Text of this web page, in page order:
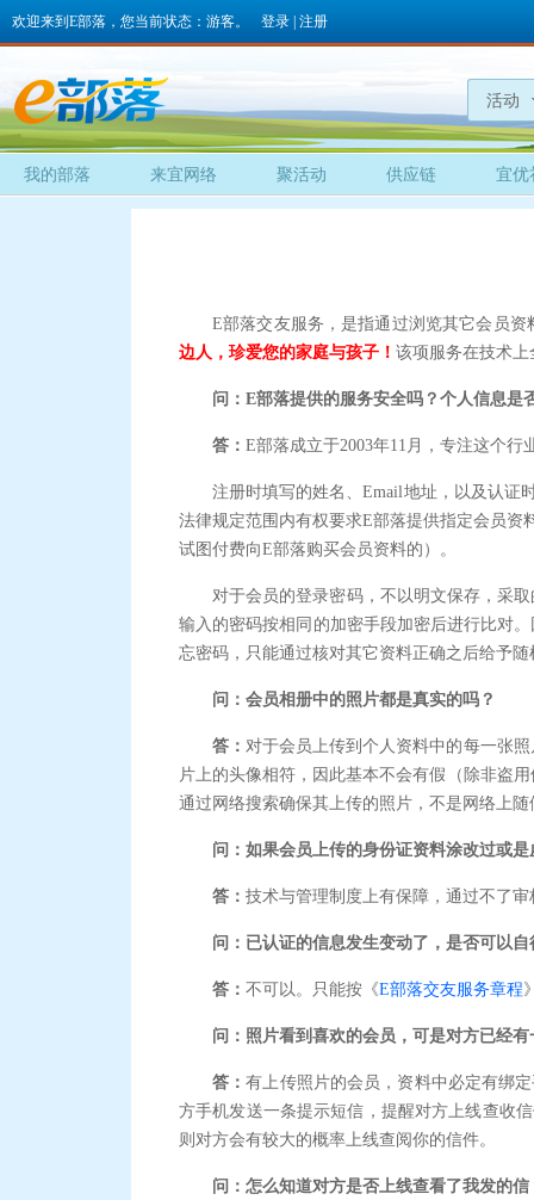
欢迎来到E部落，您当前状态：游客。 登录 注册
活动
我的部落 来宜网络 聚活动 供应链 宜优
E部落交友服务，是指通过浏览其它会员
边人，珍爱您的家庭与孩子！ 该项服务在技术
问：E部落提供的服务安全吗？个人信息是
答： E部落成立于2003年11月，专注这个
注册时填写的姓名、Email地址，以及认证
法律规定范围内有权要求E部落提供指定会员
试图付费向E部落购买会员资料的）。
对于会员的登录密码，不以明文保存，采
输入的密码按相同的加密手段加密后进行比对
忘密码，只能通过核对其它资料正确之后给予
问：会员相册中的照片都是真实的吗？
答：对于会员上传到个人资料中的每一张
片上的头像相符，因此基本不会有假（除非盗
通过网络搜索确保其上传的照片，不是网络上
问：如果会员上传的身份证资料涂改过或
答： 技术与管理制度上有保障，通过不了
问：已认证的信息发生变动了，是否可以自
答： 不可以。只能按《E部落交友服务章程
问：照片看到喜欢的会员，可是对方已经
答：有上传照片的会员，资料中必定有绑
方手机发送一条提示短信，提醒对方上线查收
则对方会有较大的概率上线查阅你的信件。
问：怎么知道对方是否上线查看了我发的信